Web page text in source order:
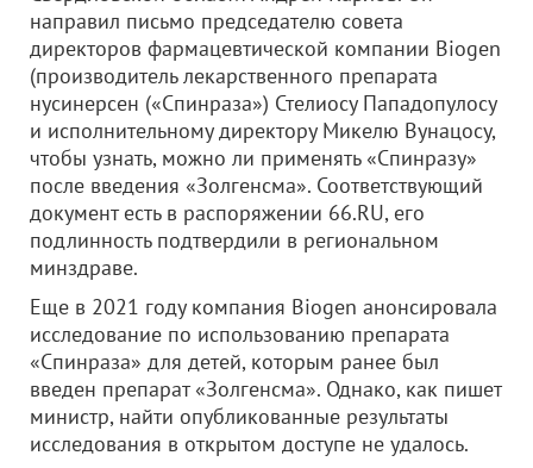
направил письмо председателю совета
директоров фармацевтической компании Biogen
(производитель лекарственного препарата
нусинерсен («Спинраза») Стелиосу Пападопулосу
и исполнительному директору Микелю Вунацосу,
чтобы узнать, можно ли применять «Спинразу»
после введения «Золгенсма». Соответствующий
документ есть в распоряжении 66.RU, его
подлинность подтвердили в региональном
минздраве.
Еще в 2021 году компания Biogen анонсировала
исследование по использованию препарата
«Спинраза» для детей, которым ранее был
введен препарат «Золгенсма». Однако, как пишет
министр, найти опубликованные результаты
исследования в открытом доступе не удалось.